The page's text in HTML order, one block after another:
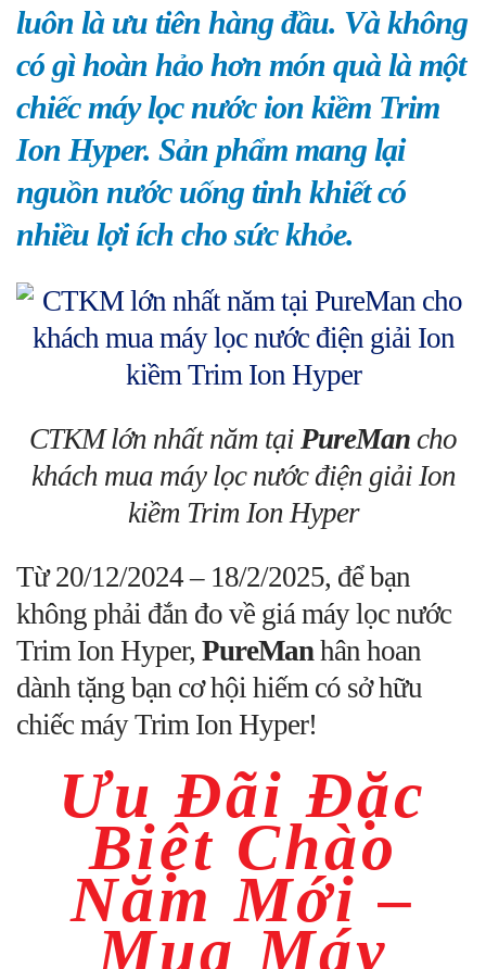
luôn là ưu tiên hàng đầu. Và không
có gì hoàn hảo hơn món quà là một
chiếc máy lọc nước ion kiềm Trim
Ion Hyper. Sản phẩm mang lại
nguồn nước uống tinh khiết có
nhiều lợi ích cho sức khỏe.
CTKM lớn nhất năm tại PureMan cho
khách mua máy lọc nước điện giải Ion
kiềm Trim Ion Hyper
Từ 20/12/2024 – 18/2/2025, để bạn
không phải đắn đo về giá máy lọc nước
Trim Ion Hyper, PureMan hân hoan
dành tặng bạn cơ hội hiếm có sở hữu
chiếc máy Trim Ion Hyper!
Ưu Đãi Đặc
Biệt Chào
Năm Mới –
Mua Máy